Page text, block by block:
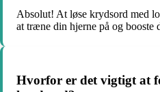
Absolut! At løse krydsord med
at træne din hjerne på og
Hvorfor er det vigtigt at